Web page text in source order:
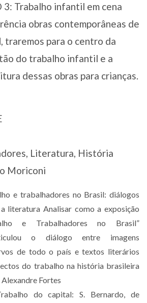
Trabalho infantil em cena
obras contemporâneas de
para o centro da
do trabalho infantil e a
dessas obras para crianças.
Literatura, História
Moriconi
e trabalhadores no Brasil: diálogos
literatura Analisar como a exposição
e Trabalhadores no Brasil”
o diálogo entre imagens
de todo o país e textos literários
do trabalho na história brasileira
Alexandre Fortes
do capital: S. Bernardo, de